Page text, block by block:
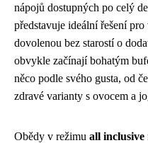
nápojů dostupných po celý
představuje ideální řešení
dovolenou bez starostí o
obvykle začínají bohatým
něco podle svého gusta, od
zdravé varianty s ovocem a
Obědy v režimu all inclusive